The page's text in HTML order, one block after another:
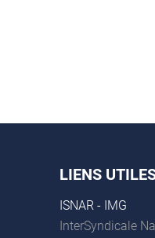
LIENS
ISNAR - IMG
InterSyndicale